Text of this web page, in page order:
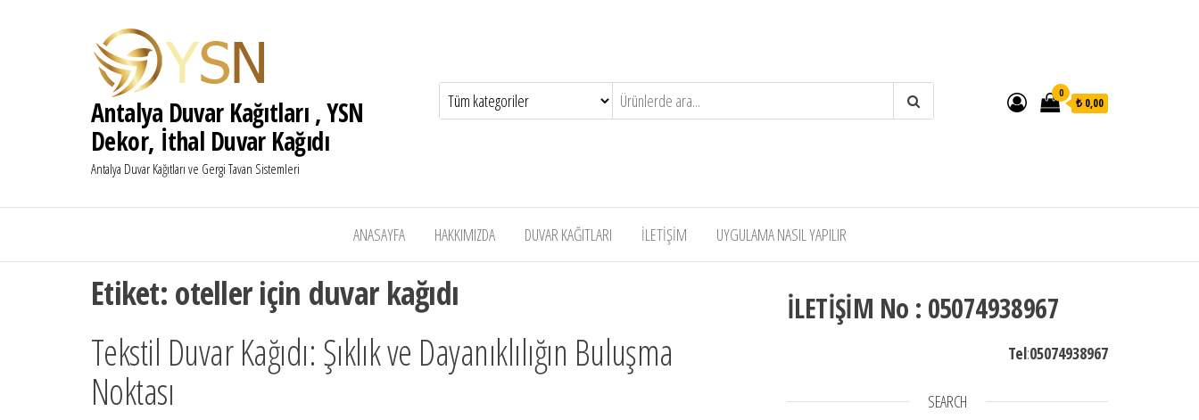
Antalya Duvar Kağıtları , YSN
Dekor, İthal Duvar Kağıdı
Antalya Duvar Kağıtları ve Gergi Tavan Sistemleri
0
₺ 0,00
ANASAYFA HAKKIMIZDA DUVAR KAĞITLARI İLETİŞİM UYGULAMA NASIL YAPILIR
Etiket: oteller için duvar kağıdı
Tekstil Duvar Kağıdı: Şıklık ve Dayanıklılığın Buluşma
Noktası
İLETİŞİM No : 05074938967
Tel:05074938967
SEARCH